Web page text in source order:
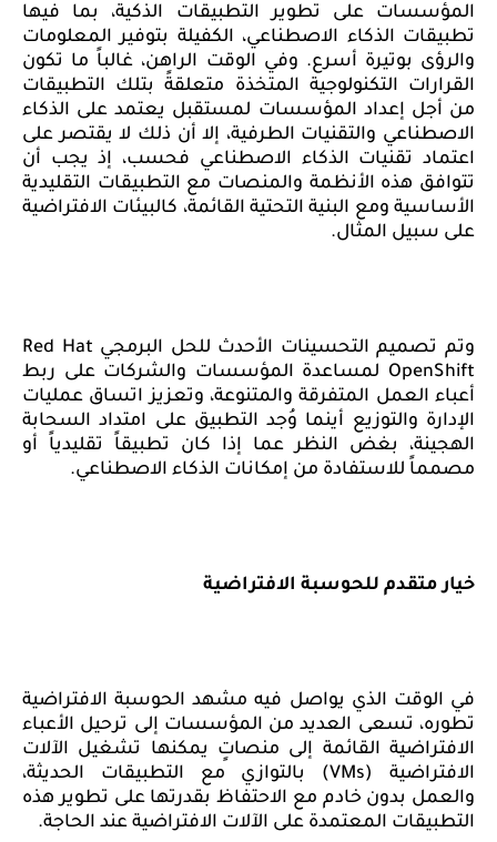
المؤسسات على تطوير التطبيقات الذكية، بما فيها
تطبيقات الذكاء الاصطناعي، الكفيلة بتوفير المعلومات
والرؤى بوتيرة أسرع. وفي الوقت الراهن، غالباً ما تكون
القرارات التكنولوجية المتخذة متعلقةً بتلك التطبيقات
من أجل إعداد المؤسسات لمستقبل يعتمد على الذكاء
الاصطناعي والتقنيات الطرفية، إلا أن ذلك لا يقتصر على
اعتماد تقنيات الذكاء الاصطناعي فحسب، إذ يجب أن
تتوافق هذه الأنظمة والمنصات مع التطبيقات التقليدية
الأساسية ومع البنية التحتية القائمة، كالبيئات الافتراضية
على سبيل المثال.
وتم تصميم التحسينات الأحدث للحل البرمجي Red Hat
OpenShift لمساعدة المؤسسات والشركات على ربط
أعباء العمل المتفرقة والمتنوعة، وتعزيز اتساق عمليات
الإدارة والتوزيع أينما وُجد التطبيق على امتداد السحابة
الهجينة، بغض النظر عما إذا كان تطبيقاً تقليدياً أو
مصمماً للاستفادة من إمكانات الذكاء الاصطناعي.
خيار متقدم للحوسبة الافتراضية
في الوقت الذي يواصل فيه مشهد الحوسبة الافتراضية
تطوره، تسعى العديد من المؤسسات إلى ترحيل الأعباء
الافتراضية القائمة إلى منصاتٍ يمكنها تشغيل الآلات
الافتراضية
(VMs) بالتوازي مع التطبيقات الحديثة،
والعمل بدون خادم مع الاحتفاظ بقدرتها على تطوير هذه
التطبيقات المعتمدة على الآلات الافتراضية عند الحاجة.